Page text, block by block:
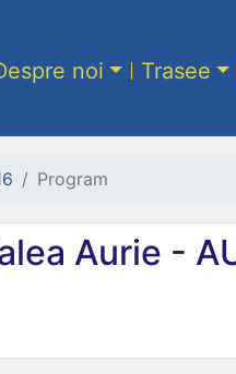
noi Trasee
Program
Aurie -